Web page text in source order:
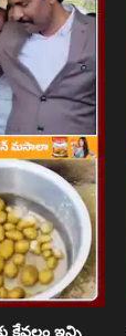
కేవలం ఇన్ని